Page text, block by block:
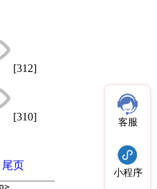
[312]
[310] 客服
小程序
尾页